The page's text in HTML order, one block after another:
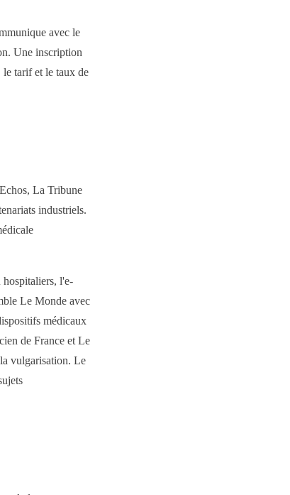
avec le
Une inscription
tarif et le taux de
La Tribune
industriels.
hospitaliers, l'e-
Le Monde avec
médicaux
de France et Le
vulgarisation. Le